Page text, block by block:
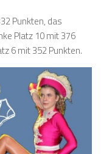
Punkten, das
Platz 10 mit 376
6 mit 352 Punkten.